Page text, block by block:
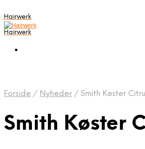
Hairwerk
Hairwerk
Forside / Nyheder / Smith Køster
Smith Køster